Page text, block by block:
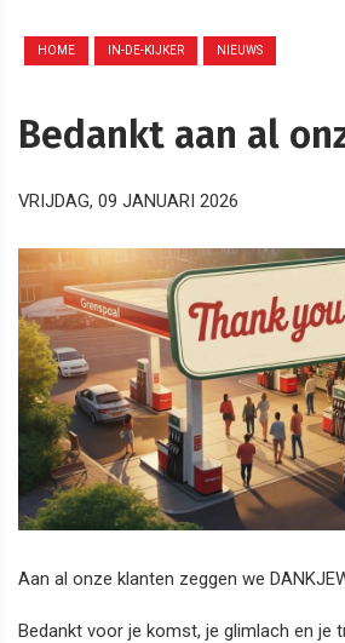
HOME IN-DE-KIJKER NIEUWS
Bedankt aan al
VRIJDAG, 09 JANUARI 2026
Aan al onze klanten zeggen we
Bedankt voor je komst, je glimlach en je